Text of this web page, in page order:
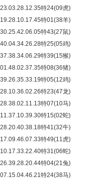
特24(09虎)
特01(38羊)
特43(27鼠)
特25(05鸡)
特39(15猴)
特08(36猪)
特05(12鸡)
特23(47龙)
特07(10马)
特15(02蛇)
特41(32牛)
特49(11虎)
特31(06蛇)
特04(21兔)
特24(38马)